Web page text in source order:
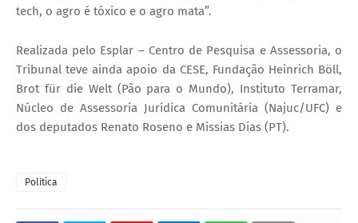
tech, o agro é tóxico e o agro mata”.
Realizada pelo Esplar – Centro de Pesquisa e Assessoria, o
Tribunal teve ainda apoio da CESE, Fundação Heinrich Böll,
Brot für die Welt (Pão para o Mundo), Instituto Terramar,
Núcleo de Assessoria Jurídica Comunitária (Najuc/UFC) e
dos deputados Renato Roseno e Missias Dias (PT).
Política